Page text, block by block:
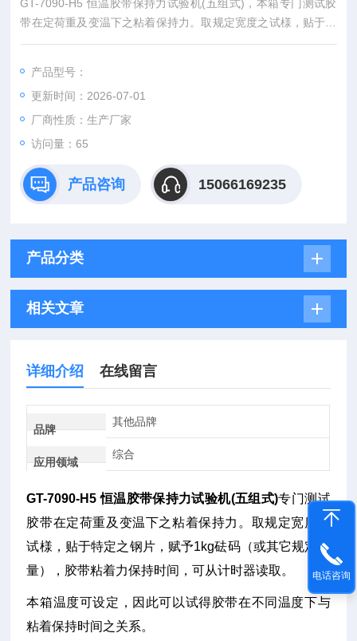
GT-7090-H5 恒温胶带保持力试验机(五组式)，本箱专门测试胶
带在定荷重及变温下之粘着保持力。取规定宽度之试様，贴于特
定之钢片，赋予1kg砝码（或其它规定重量），胶带粘着力保持
产品型号：
更新时间：2026-07-01
厂商性质：生产厂家
访问量：65
产品咨询 15066169235
产品分类
相关文章
详细介绍 在线留言
品牌
其他品牌
应用领域
综合
GT-7090-H5 恒温胶带保持力试验机(五组式)专门测试
胶带在定荷重及变温下之粘着保持力。取规定宽度之
试様，贴于特定之钢片，赋予1kg砝码（或其它规定重
量），胶带粘着力保持时间，可从计时器读取。
本箱温度可设定，因此可以试得胶带在不同温度下与
粘着保持时间之关系。
电话咨询